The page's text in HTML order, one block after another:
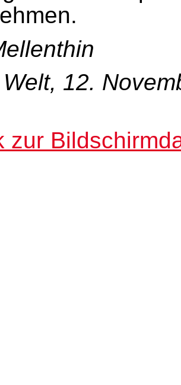
12.
zur